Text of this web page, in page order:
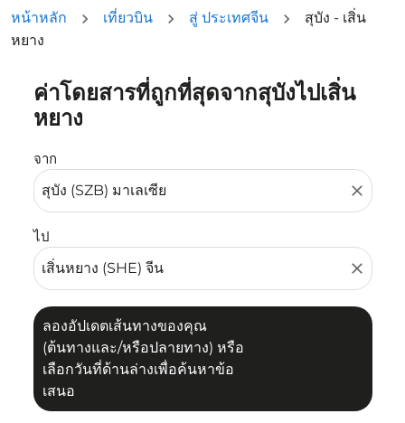
หน้าหลัก เที่ยวบิน สู่ ประเทศจีน
สุบัง - เสิ่น
หยาง
ค่าโดยสารที่ถูกที่สุดจากสุบังไปเสิ่น
หยาง
จาก
close
ไป
close
ลองอัปเดตเส้นทางของคุณ
(ต้นทางและ/หรือปลายทาง) หรือ
เลือกวันที่ด้านล่างเพื่อค้นหาข้อ
เสนอ
ลองอัปเดตเส้นทางของคุณ (ต้นทางและ/หรือปลายทาง) หรื